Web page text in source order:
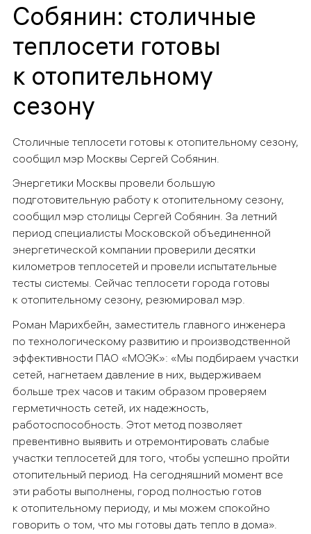
Собянин: столичные
теплосети готовы
к отопительному
сезону
Столичные теплосети готовы к отопительному сезону,
сообщил мэр Москвы Сергей Собянин.
Энергетики Москвы провели большую
подготовительную работу к отопительному сезону,
сообщил мэр столицы Сергей Собянин. За летний
период специалисты Московской объединенной
энергетической компании проверили десятки
километров теплосетей и провели испытательные
тесты системы. Сейчас теплосети города готовы
к отопительному сезону, резюмировал мэр.
Роман Марихбейн, заместитель главного инженера
по технологическому развитию и производственной
эффективности ПАО «МОЭК»: «Мы подбираем участки
сетей, нагнетаем давление в них, выдерживаем
больше трех часов и таким образом проверяем
герметичность сетей, их надежность,
работоспособность. Этот метод позволяет
превентивно выявить и отремонтировать слабые
участки теплосетей для того, чтобы успешно пройти
отопительный период. На сегодняшний момент все
эти работы выполнены, город полностью готов
к отопительному периоду, и мы можем спокойно
говорить о том, что мы готовы дать тепло в дома».